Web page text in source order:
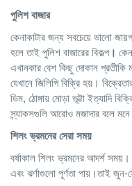
পুলিশবাজার
কেনাকাটার জন্য সবচেয়ে ভালো
হলে তাই পুলিশ বাজারের বিকল্প।
এখানকার বেশ কিছু দোকান প্রতীকি
যেখানে জিলিপি বিক্রি হয়।
ডিম, ঠোঙ্গায় মোড়া ভূট্টা ইত্যাদি
স্ন্যাকসগুলি আরোও মজাদার বলে
শিলংভ্রমনেরসেরাসময়
বর্ষাকাল শিলং ভ্রমনের আদর্শ সময়।
এবং ঝর্ণাগুলো পূর্ণতা পায়।তাই জুন-